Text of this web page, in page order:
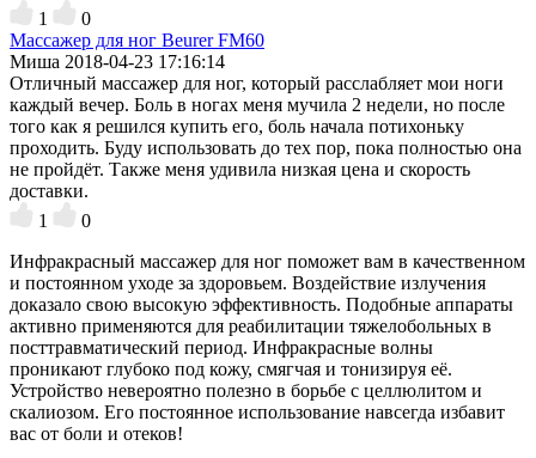
1
0
Массажер для ног Beurer FM60
Миша 2018-04-23 17:16:14
Отличный массажер для ног, который расслабляет мои ноги
каждый вечер. Боль в ногах меня мучила 2 недели, но после
того как я решился купить его, боль начала потихоньку
проходить. Буду использовать до тех пор, пока полностью она
не пройдёт. Также меня удивила низкая цена и скорость
доставки.
1
0
Инфракрасный массажер для ног поможет вам в качественном
и постоянном уходе за здоровьем. Воздействие излучения
доказало свою высокую эффективность. Подобные аппараты
активно применяются для реабилитации тяжелобольных в
посттравматический период. Инфракрасные волны
проникают глубоко под кожу, смягчая и тонизируя её.
Устройство невероятно полезно в борьбе с целлюлитом и
скалиозом. Его постоянное использование навсегда избавит
вас от боли и отеков!